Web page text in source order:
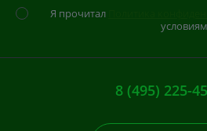
Я прочитал
8 (495) 225-